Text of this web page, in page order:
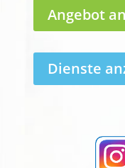
Angebot
Dienste